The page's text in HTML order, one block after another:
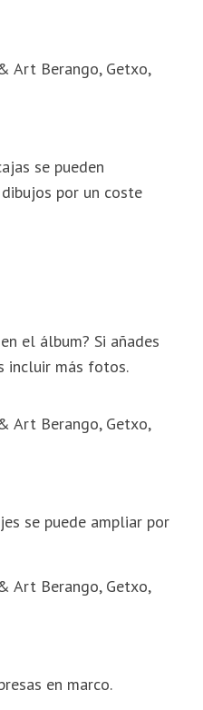
se pueden
por un coste
el álbum? Si añades
incluir más fotos.
se puede ampliar por
en marco.